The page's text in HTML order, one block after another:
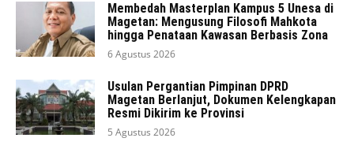
Membedah Masterplan Kampus 5 Unesa di
Magetan: Mengusung Filosofi Mahkota
hingga Penataan Kawasan Berbasis Zona
6 Agustus 2026
Usulan Pergantian Pimpinan DPRD
Magetan Berlanjut, Dokumen Kelengkapan
Resmi Dikirim ke Provinsi
5 Agustus 2026